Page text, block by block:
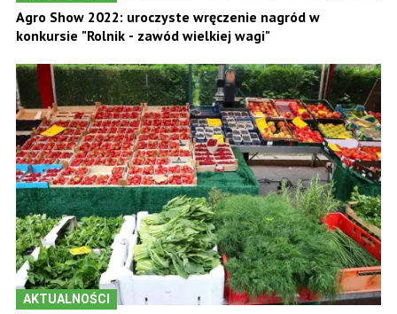
Agro Show 2022: uroczyste wręczenie nagród w
konkursie "Rolnik - zawód wielkiej wagi"
AKTUALNOŚCI